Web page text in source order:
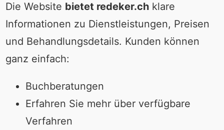
Die Website bietet redeker.chklare
Informationen zu Dienstleistungen, Preisen
und Behandlungsdetails. Kunden können
ganz einfach:
Buchberatungen
Erfahren Sie mehr über verfügbare
Verfahren